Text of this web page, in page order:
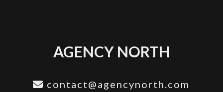
AGENCY NORTH
contact@agencynorth.com